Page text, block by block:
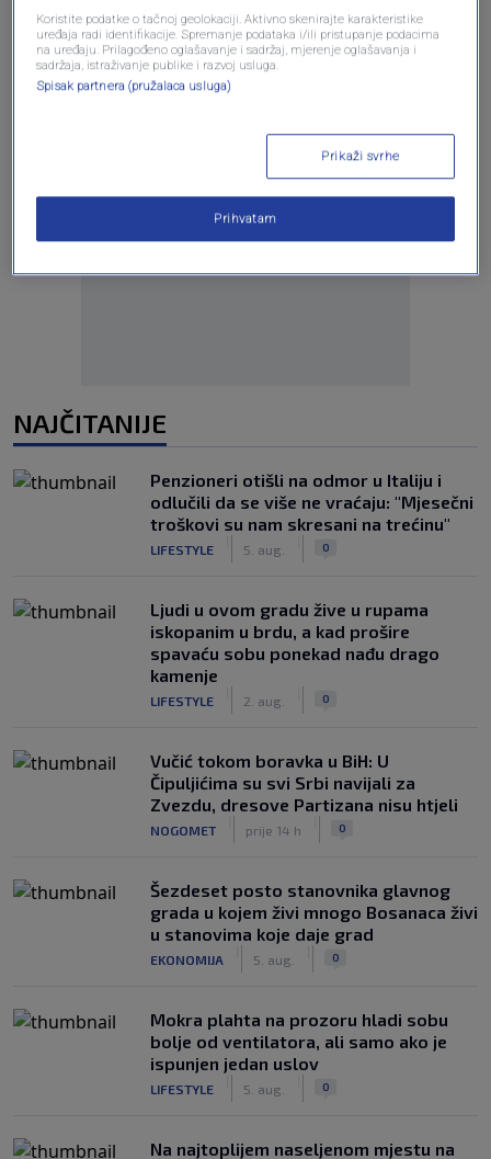
Oglas
NAJČITANIJE
Penzioneri otišli na odmor u Italiju i
odlučili da se više ne vraćaju: "Mjesečni
troškovi su nam skresani na trećinu"
LIFESTYLE 5. aug. 0
Ljudi u ovom gradu žive u rupama
iskopanim u brdu, a kad prošire
spavaću sobu ponekad nađu drago
kamenje
LIFESTYLE 2. aug. 0
Vučić tokom boravka u BiH: U
Čipuljićima su svi Srbi navijali za
Zvezdu, dresove Partizana nisu htjeli
NOGOMET prije 14 h 0
Šezdeset posto stanovnika glavnog
grada u kojem živi mnogo Bosanaca živi
u stanovima koje daje grad
EKONOMIJA 5. aug. 0
Mokra plahta na prozoru hladi sobu
bolje od ventilatora, ali samo ako je
ispunjen jedan uslov
LIFESTYLE 5. aug. 0
Na najtoplijem naseljenom mjestu na
Koristite podatke o tačnoj geolokaciji. Aktivno skenirajte karakteristike
uređaja radi identifikacije. Spremanje podataka i/ili pristupanje podacima
na uređaju. Prilagođeno oglašavanje i sadržaj, mjerenje oglašavanja i
sadržaja, istraživanje publike i razvoj usluga.
Spisak partnera (pružalaca usluga)
Prikaži svrhe
Prihvatam